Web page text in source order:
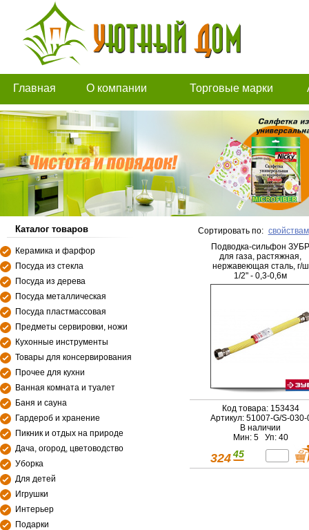
Главная О компании Торговые марки
Каталог товаров
Керамика и фарфор
Посуда из стекла
Посуда из дерева
Посуда металлическая
Посуда пластмассовая
Предметы сервировки, ножи
Кухонные инструменты
Товары для консервирования
Прочее для кухни
Ванная комната и туалет
Баня и сауна
Гардероб и хранение
Пикник и отдых на природе
Дача, огород, цветоводство
Уборка
Для детей
Игрушки
Интерьер
Подарки
Сортировать по: свойствам
Подводка-сильфон ЗУБР
для газа, растяжная,
нержавеющая сталь, г/ш
1/2" - 0,3-0,6м
Код товара: 153434
Артикул: 51007-G/S-
В наличии
Мин: 5 Уп: 40
324 45